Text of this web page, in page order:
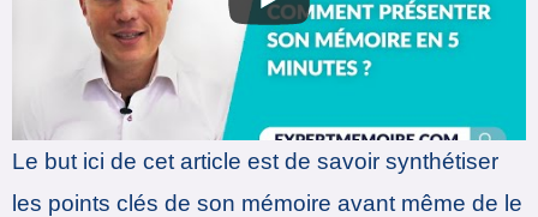
Le but ici de cet article est de savoir synthétiser
les points clés de son mémoire avant même de le